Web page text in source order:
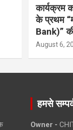
कार्यक्रम
के प्रथम
Bank)”
August 6,
हमसे
Owner -